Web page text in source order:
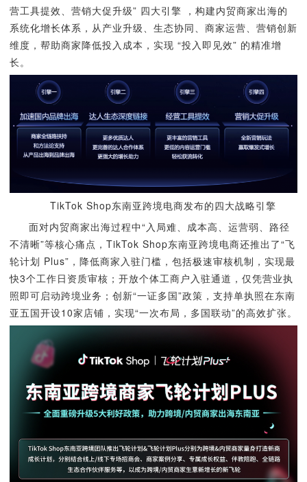
营工具提效、营销大促升级” 四大引擎 ，构建内贸商家出海的
系统化增长体系，从产业升级、生态协同、商家运营、营销创新
维度，帮助商家降低投入成本，实现 “投入即见效” 的精准增
长。
TikTok Shop东南亚跨境电商发布的四大战略引擎
面对内贸商家出海过程中“入局难、成本高、运营弱、路径
不清晰”等核心痛点，TikTok Shop东南亚跨境电商还推出了“飞
轮计划 Plus”，降低商家入驻门槛，包括极速审核机制，实现最
快3个工作日资质审核；开放个体工商户入驻通道，仅凭营业执
照即可启动跨境业务；创新“一证多国”政策，支持单执照在东南
亚五国开设10家店铺，实现“一次布局，多国联动”的高效扩张。